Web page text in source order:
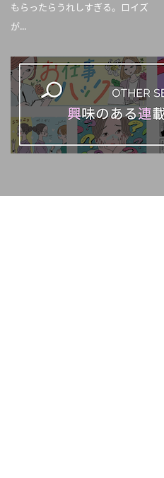
もらったらうれしすぎる。ロイズ
が...